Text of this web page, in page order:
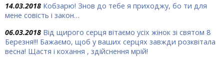
14.03.2018 Кобзарю! Знов до тебе я приходжу, бо ти для
мене совість і закон…
06.03.2018 Від щирого серця вітаємо усіх жінок зі святом 8
Березня!!! Бажаємо, щоб у ваших серцях завжди розквітала
весна! Щастя і кохання , здійснення мрій!